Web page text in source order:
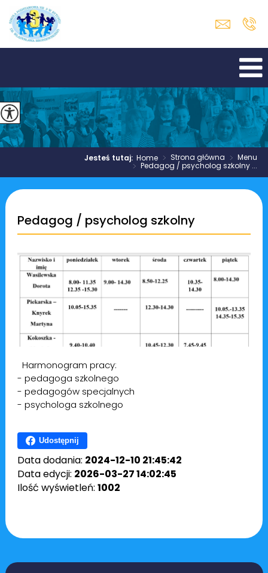
Jesteś tutaj:Home > Strona główna > Menu
> Pedagog / psycholog szkolny ...
Pedagog / psycholog szkolny
Harmonogram pracy:
- pedagoga szkolnego
- pedagogów specjalnych
- psychologa szkolnego
Udostępnij
Data dodania: 2024-12-10 21:45:42
Data edycji: 2026-03-27 14:02:45
Ilość wyświetleń: 1002